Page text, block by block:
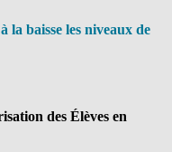
baisse les niveaux de
des Élèves en